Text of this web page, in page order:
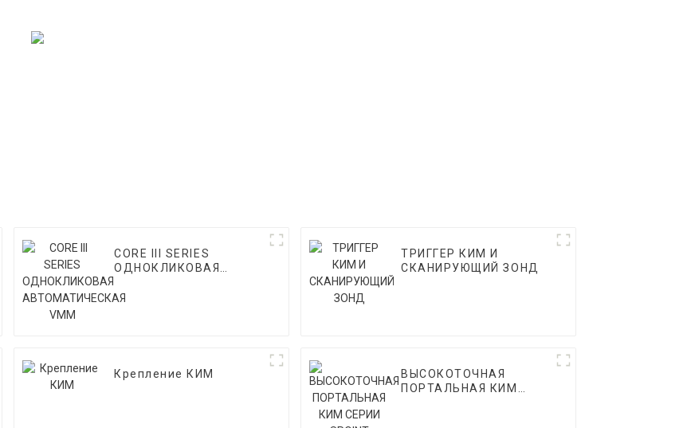
CORE III SERIES
ОДНОКЛИКОВАЯ
VMM
ТРИГГЕР КИМ И
СКАНИРУЮЩИЙ ЗОНД
Крепление КИМ
ВЫСОКОТОЧНАЯ
ПОРТАЛЬНАЯ КИМ